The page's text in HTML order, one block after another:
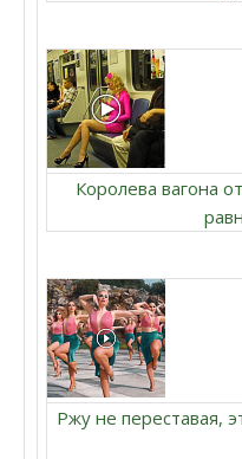
Королева вагона
Ржу не переставая,